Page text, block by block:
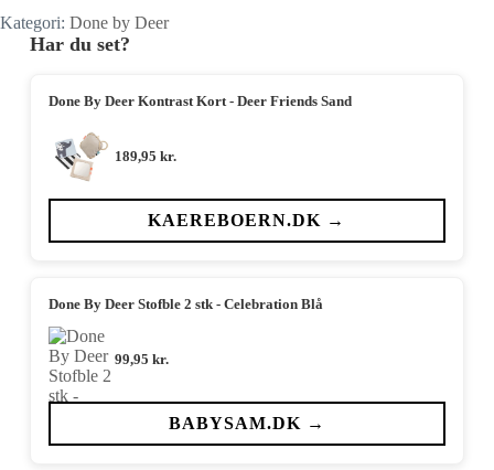
Kategori: Done by Deer
Har du set?
Done By Deer Kontrast Kort - Deer Friends Sand
189,95 kr.
KAEREBOERN.DK →
Done By Deer Stofble 2 stk - Celebration Blå
99,95 kr.
BABYSAM.DK →